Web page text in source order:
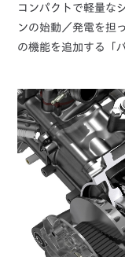
コンパクトで軽量な
ンの始動／発電を担
の機能を追加する「